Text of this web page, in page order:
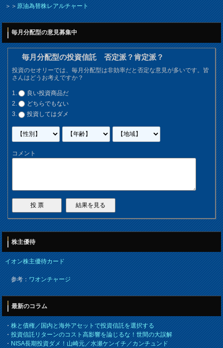
＞＞原油為替株レアルチャート
毎月分配型の意見募集中
毎月分配型の投資信託 否定派？肯定派？
投資のセオリーでは、毎月分配型は非効率だと否定な意見が多いです。皆
さんはどうお考えですか？
良い投資商品だ
どちらでもない
投資してはダメ
コメント
株主優待
イオン株主優待カード
参考：ワオンチャージ
最新のコラム
・株と債権／国内と海外アセットで投資信託を選択する
・投資信託リターンのコスト高影響を論じるな！世間の大誤解
・NISA長期投資ダメ！山崎元／水瀬ケンイチ／カンチュンド